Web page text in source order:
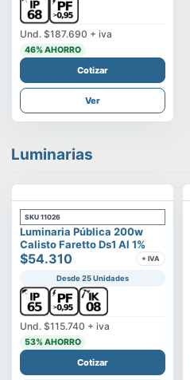
Und. $187.690 + iva
46% AHORRO
Cotizar
Ver
Luminarias
SKU 11026
Luminaria Pública 200w
Calisto Faretto Ds1 Al 1%
$54.310 + IVA
Desde 25 Unidades
Und. $115.740 + iva
53% AHORRO
Cotizar